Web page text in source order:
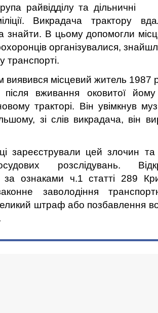
райвідділу та дільничні
Викрадача трактору
знайти. В цьому допомогли
організувалися,
транспорті.
виявився місцевий житель 1987
вживання оковитої йому
тракторі. Він увімкнув
зі слів викрадача, він
зареєстрували цей злочин
розслідувань.
ознаками ч.1 статті 289
заволодіння
штраф або позбавлення